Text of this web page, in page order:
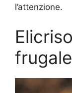
l’attenzione.